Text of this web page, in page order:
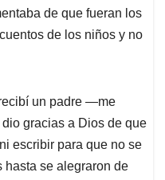
de que fueran los
de los niños y no
un padre —me
gracias a Dios de que
escribir para que no se
hasta se alegraron de